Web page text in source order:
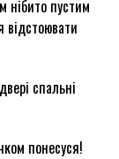
нібито пустим
відстоювати
спальні
понесуся!